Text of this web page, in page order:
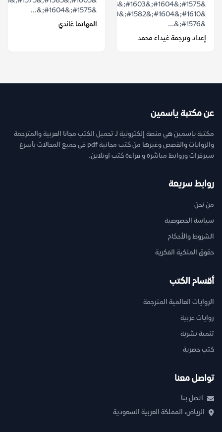
&#1575;&#1604;&#1603;&#1578;&#1575;&#1576;
&#1576;&...
إعداد وترجمة غيداء محمد
&#1575;&#1604;&...
المهاتما غاندي
عن مكتبة ياسمين
مكتبة ياسمين هي منصة إلكترونية لـ تحميل الكتب مجانا العربية والمترجمة
والروايات والقصص وغيرها من كتب مجانية pdf فى جميع المجالات بأسرع
سيرفرات وروابط مباشرة و قراءة كتب اونلاين.
روابط سريعة
من نحن
سياسة الخصوصية
الشروط والأحكام
حقوق الملكية الفكرية
أقسام الكتب
الروايات العالمية المترجمة
روايات عربية
تنمية بشرية
كتب حصرية
تواصل معنا
اتصل بنا
الرياض، المملكة العربية السعودية